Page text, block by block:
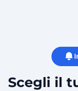
Scegli il